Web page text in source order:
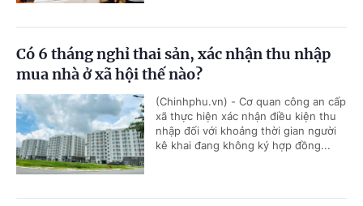
Có 6 tháng nghỉ thai sản, xác nhận thu nhập
mua nhà ở xã hội thế nào?
(Chinhphu.vn) - Cơ quan công an cấp
xã thực hiện xác nhận điều kiện thu
nhập đối với khoảng thời gian người
kê khai đang không ký hợp đồng...